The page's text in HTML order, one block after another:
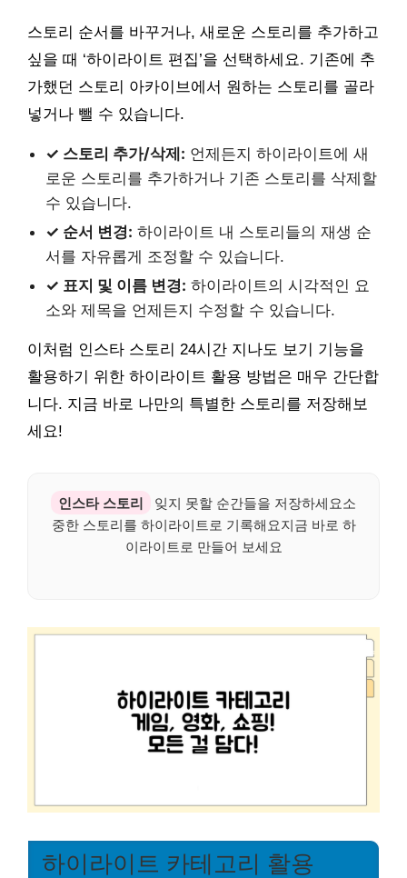
스토리 순서를 바꾸거나, 새로운 스토리를 추가하고
싶을 때 ‘하이라이트 편집’을 선택하세요. 기존에 추
가했던 스토리 아카이브에서 원하는 스토리를 골라
넣거나 뺄 수 있습니다.
✓ 스토리 추가/삭제: 언제든지 하이라이트에 새
로운 스토리를 추가하거나 기존 스토리를 삭제할
수 있습니다.
✓ 순서 변경: 하이라이트 내 스토리들의 재생 순
서를 자유롭게 조정할 수 있습니다.
✓ 표지 및 이름 변경: 하이라이트의 시각적인 요
소와 제목을 언제든지 수정할 수 있습니다.
이처럼 인스타 스토리 24시간 지나도 보기 기능을
활용하기 위한 하이라이트 활용 방법은 매우 간단합
니다. 지금 바로 나만의 특별한 스토리를 저장해보
세요!
인스타 스토리
잊지 못할 순간들을 저장하세요소
중한 스토리를 하이라이트로 기록해요지금 바로 하
이라이트로 만들어 보세요
하이라이트 카테고리 활용